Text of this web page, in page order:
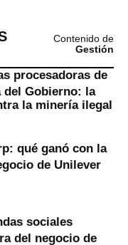
Contenido de
Gestión
procesadoras de
del Gobierno: la
la minería ilegal
qué ganó con la
de Unilever
sociales
del negocio de